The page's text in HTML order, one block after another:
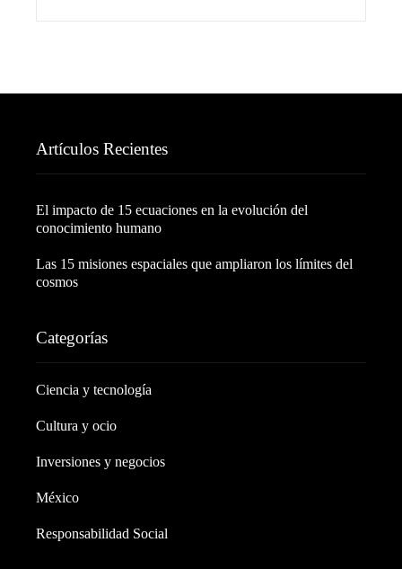
Artículos Recientes
El impacto de 15 ecuaciones en la evolución del
conocimiento humano
Las 15 misiones espaciales que ampliaron los límites del
cosmos
Categorías
Ciencia y tecnología
Cultura y ocio
Inversiones y negocios
México
Responsabilidad Social